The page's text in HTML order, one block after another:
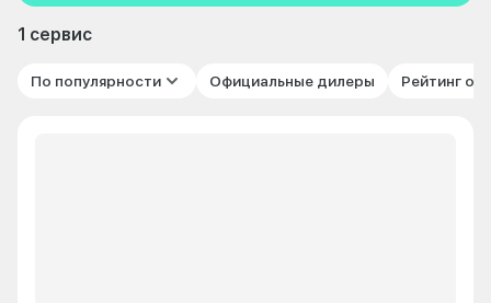
1 сервис
По популярности Официальные дилеры Рейтинг